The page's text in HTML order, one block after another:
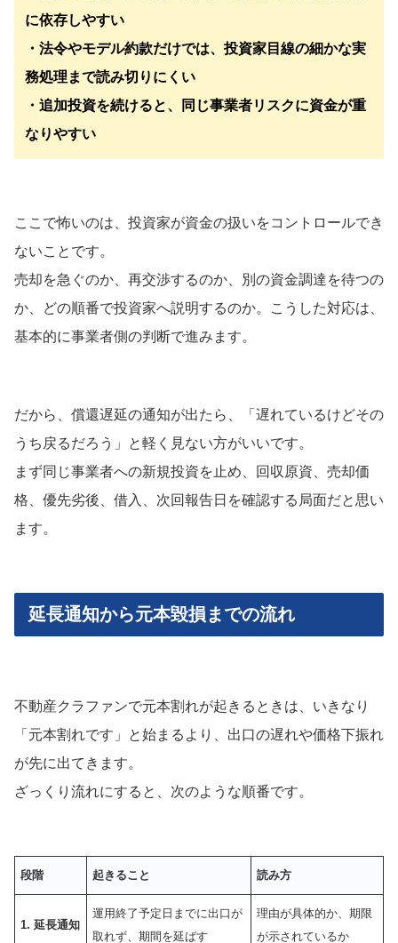
に依存しやすい
・法令やモデル約款だけでは、投資家目線の細かな実
務処理まで読み切りにくい
・追加投資を続けると、同じ事業者リスクに資金が重
なりやすい
ここで怖いのは、投資家が資金の扱いをコントロールでき
ないことです。
売却を急ぐのか、再交渉するのか、別の資金調達を待つの
か、どの順番で投資家へ説明するのか。こうした対応は、
基本的に事業者側の判断で進みます。
だから、償還遅延の通知が出たら、「遅れているけどその
うち戻るだろう」と軽く見ない方がいいです。
まず同じ事業者への新規投資を止め、回収原資、売却価
格、優先劣後、借入、次回報告日を確認する局面だと思い
ます。
延長通知から元本毀損までの流れ
不動産クラファンで元本割れが起きるときは、いきなり
「元本割れです」と始まるより、出口の遅れや価格下振れ
が先に出てきます。
ざっくり流れにすると、次のような順番です。
段階 起きること 読み方
1. 延長通知
運用終了予定日までに出口が
取れず、期間を延ばす
理由が具体的か、期限
が示されているか